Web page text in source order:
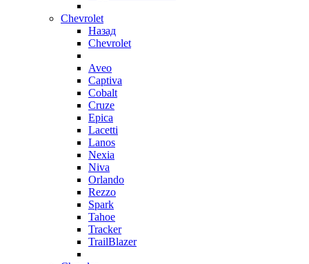
Chevrolet
Назад
Chevrolet
Aveo
Captiva
Cobalt
Cruze
Epica
Lacetti
Lanos
Nexia
Niva
Orlando
Rezzo
Spark
Tahoe
Tracker
TrailBlazer